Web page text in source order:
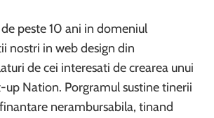
peste 10 ani in domeniul
nostri in web design din
de cei interesati de crearea unui
Nation. Porgramul sustine tinerii
nerambursabila, tinand